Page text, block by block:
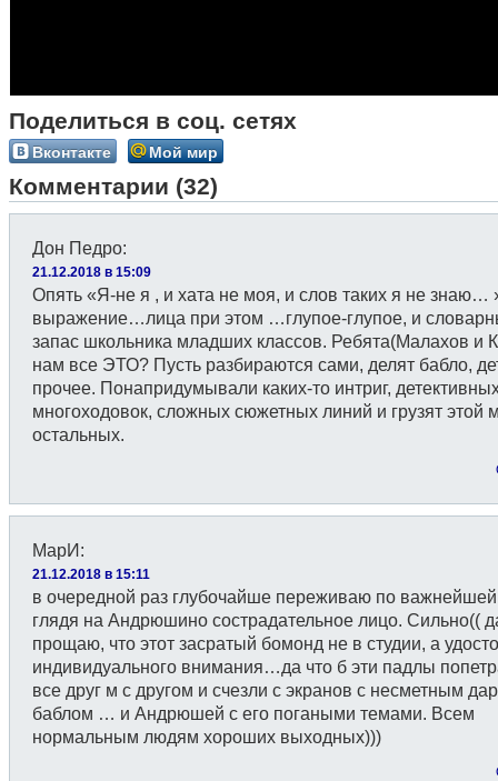
Поделиться в соц. сетях
Вконтакте Мой мир
Комментарии (32)
Дон Педро:
21.12.2018 в 15:09
Опять «Я-не я , и хата не моя, и слов таких я не знаю…
выражение…лица при этом …глупое-глупое, и
запас школьника младших классов. Ребята(Малахов и
нам все ЭТО? Пусть разбираются сами, делят бабло,
прочее. Понапридумывали каких-то интриг,
многоходовок, сложных сюжетных линий и грузят этой
остальных.
МарИ :
21.12.2018 в 15:11
в очередной раз глубочайше переживаю по
глядя на Андрюшино сострадательное лицо. Сильно((
прощаю, что этот засратый бомонд не в студии, а
индивидуального внимания…да что б эти падлы
все друг м с другом и счезли с экранов с несметным
баблом … и Андрюшей с его погаными темами. Всем
нормальным людям хороших выходных)))